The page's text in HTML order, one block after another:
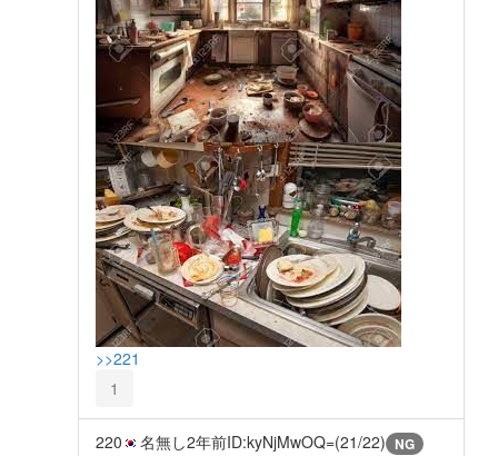
>>221
1
220 名無し2年前ID:kyNjMwOQ=(21/22) NG